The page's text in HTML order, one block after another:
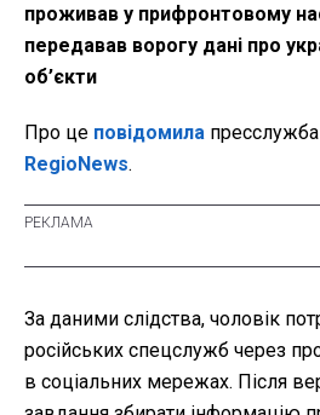
проживав у прифронтовому
передавав ворогу дані про
об’єкти
Про це повідомила
RegioNews.
За даними слідства, чоловік
російських спецслужб через
в соціальних мережах. Після